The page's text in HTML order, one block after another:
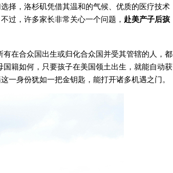
择，洛杉矶凭借其温和的气候、优质的医疗技术
过，许多家长非常关心一个问题， 赴美产子后孩
在合众国出生或归化合众国并受其管辖的人，都
籍如何，只要孩子在美国领土出生，就能自动获
一身份犹如一把金钥匙，能打开诸多机遇之门。